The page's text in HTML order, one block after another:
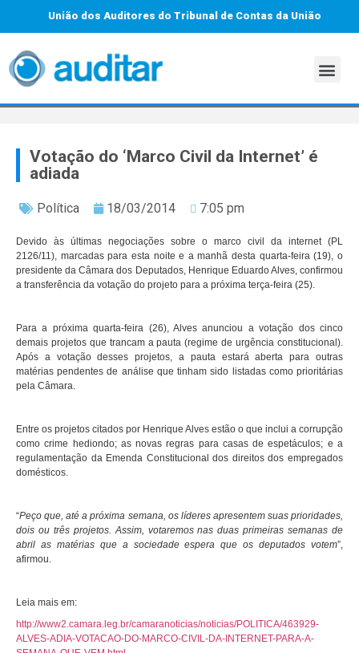
União dos Auditores do Tribunal de Contas da União
Votação do ‘Marco Civil da Internet’ é
adiada
Política 18/03/2014 7:05 pm
Devido às últimas negociações sobre o marco civil da internet (PL
2126/11), marcadas para esta noite e a manhã desta quarta-feira (19), o
presidente da Câmara dos Deputados, Henrique Eduardo Alves, confirmou
a transferência da votação do projeto para a próxima terça-feira (25).
Para a próxima quarta-feira (26), Alves anunciou a votação dos cinco
demais projetos que trancam a pauta (regime de urgência constitucional).
Após a votação desses projetos, a pauta estará aberta para outras
matérias pendentes de análise que tinham sido listadas como prioritárias
pela Câmara.
Entre os projetos citados por Henrique Alves estão o que inclui a corrupção
como crime hediondo; as novas regras para casas de espetáculos; e a
regulamentação da Emenda Constitucional dos direitos dos empregados
domésticos.
“Peço que, até a próxima semana, os líderes apresentem suas prioridades,
dois ou três projetos. Assim, votaremos nas duas primeiras semanas de
abril as matérias que a sociedade espera que os deputados votem”,
afirmou.
Leia mais em:
http://www2.camara.leg.br/camaranoticias/noticias/POLITICA/463929-
ALVES-ADIA-VOTACAO-DO-MARCO-CIVIL-DA-INTERNET-PARA-A-